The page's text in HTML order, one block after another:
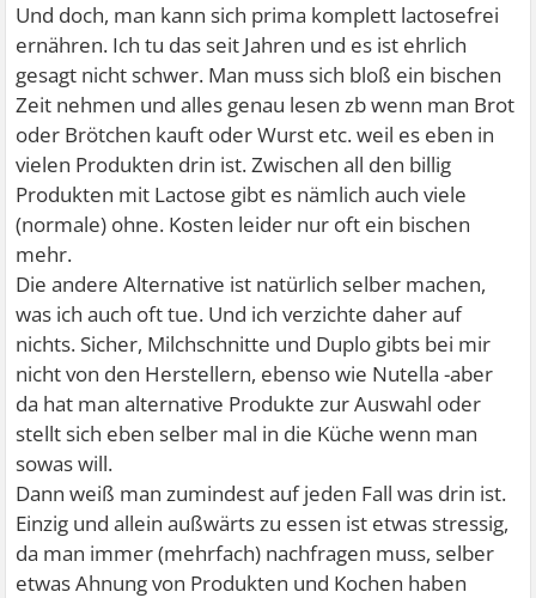
Und doch, man kann sich prima komplett lactosefrei
ernähren. Ich tu das seit Jahren und es ist ehrlich
gesagt nicht schwer. Man muss sich bloß ein bischen
Zeit nehmen und alles genau lesen zb wenn man Brot
oder Brötchen kauft oder Wurst etc. weil es eben in
vielen Produkten drin ist. Zwischen all den billig
Produkten mit Lactose gibt es nämlich auch viele
(normale) ohne. Kosten leider nur oft ein bischen
mehr.
Die andere Alternative ist natürlich selber machen,
was ich auch oft tue. Und ich verzichte daher auf
nichts. Sicher, Milchschnitte und Duplo gibts bei mir
nicht von den Herstellern, ebenso wie Nutella -aber
da hat man alternative Produkte zur Auswahl oder
stellt sich eben selber mal in die Küche wenn man
sowas will.
Dann weiß man zumindest auf jeden Fall was drin ist.
Einzig und allein außwärts zu essen ist etwas stressig,
da man immer (mehrfach) nachfragen muss, selber
etwas Ahnung von Produkten und Kochen haben